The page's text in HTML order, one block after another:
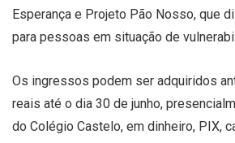
Esperança e Projeto Pão Nosso, que
para pessoas em situação de
Os ingressos podem ser adquiridos
reais até o dia 30 de junho,
do Colégio Castelo, em dinheiro, PIX,